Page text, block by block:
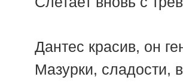
Дантес красив, он
Мазурки, сладости,